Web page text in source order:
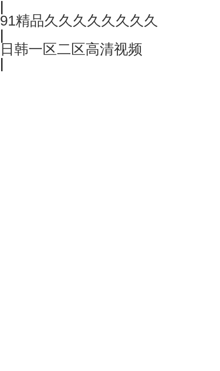
|
91精品久久久久久久久久
|
日韩一区二区高清视频
|